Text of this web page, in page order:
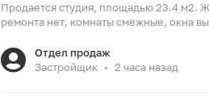
Продается студия, площадью 23.4 м2.
ремонта нет, комнаты смежные, окна
Отдел продаж
Застройщик • 2 часа назад